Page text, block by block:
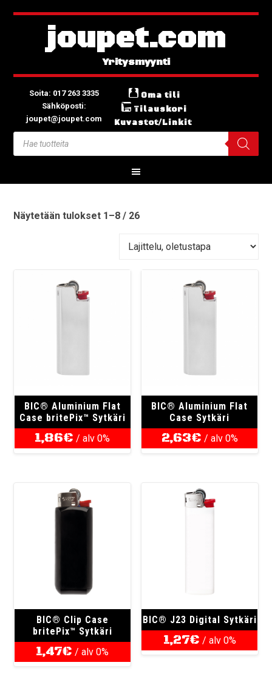
joupet.com
Soita: 017 263 3335
Sähköposti:
joupet@joupet.com
Oma tili
Tilauskori
Kuvastot/Linkit
Näytetään tulokset 1–8 / 26
BIC® Aluminium Flat
Case britePix™ Sytkäri
1,86€ / alv 0%
BIC® Aluminium Flat
Case Sytkäri
2,63€ / alv 0%
BIC® Clip Case
britePix™ Sytkäri
1,47€ / alv 0%
BIC® J23 Digital Sytkäri
1,27€ / alv 0%